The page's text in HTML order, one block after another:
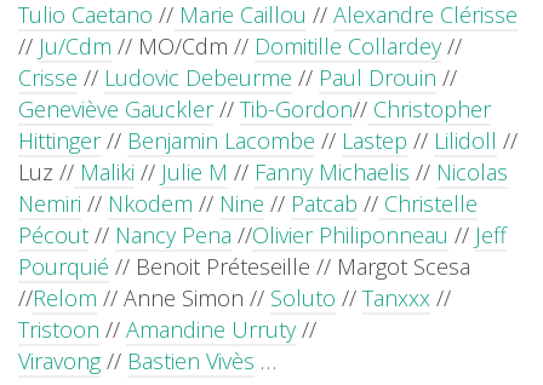
Tulio Caetano // Marie Caillou // Alexandre Clérisse
// Ju/Cdm // MO/Cdm // Domitille Collardey//
Crisse // Ludovic Debeurme // Paul Drouin //
Geneviève Gauckler// Tib-Gordon// Christopher
Hittinger// Benjamin Lacombe // Lastep // Lilidoll //
Luz // Maliki // Julie M // Fanny Michaelis // Nicolas
Nemiri // Nkodem // Nine // Patcab // Christelle
Pécout // Nancy Pena //Olivier Philiponneau // Jeff
Pourquié // Benoit Préteseille // Margot Scesa
//Relom // Anne Simon // Soluto // Tanxxx //
Tristoon // Amandine Urruty//
Viravong // Bastien Vivès …